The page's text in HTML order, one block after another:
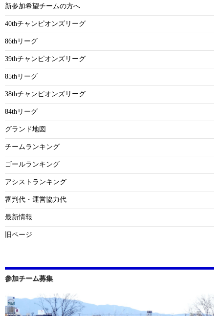
新参加希望チームの方へ
40thチャンピオンズリーグ
86thリーグ
39thチャンピオンズリーグ
85thリーグ
38thチャンピオンズリーグ
84thリーグ
グランド地図
チームランキング
ゴールランキング
アシストランキング
審判代・運営協力代
最新情報
旧ページ
参加チーム募集